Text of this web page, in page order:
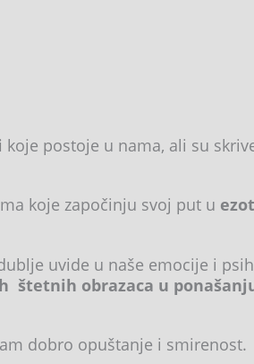
koje postoje u nama, ali su
koje započinju svoj put u
uvide u naše emocije i
štetnih obrazaca u
dobro opuštanje i smirenost.